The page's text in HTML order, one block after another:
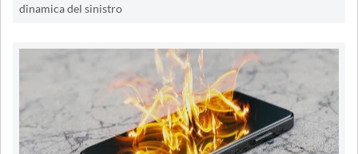
dinamica del sinistro